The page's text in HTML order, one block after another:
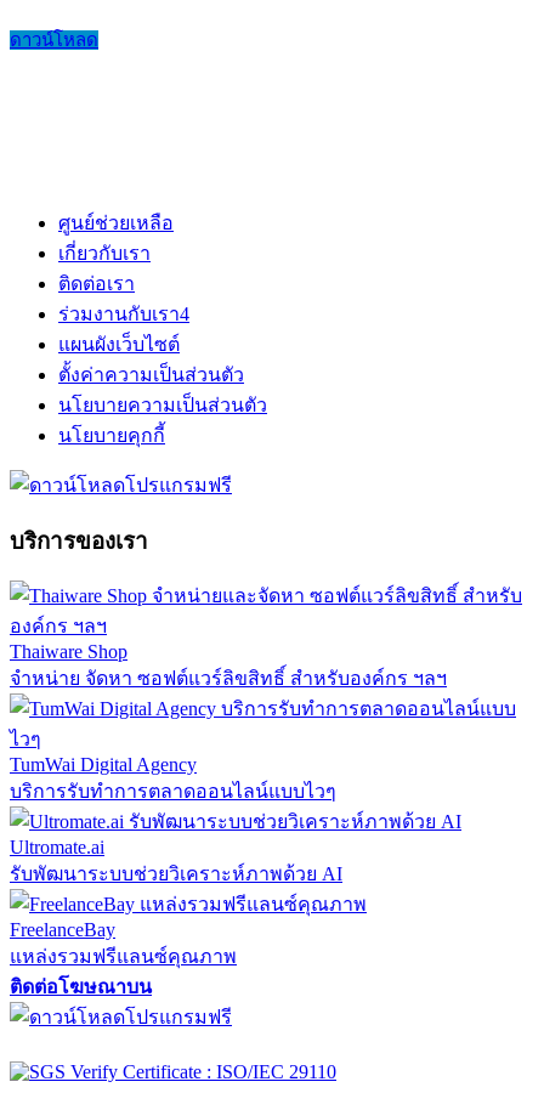
ดาวน์โหลด
ศูนย์ช่วยเหลือ
เกี่ยวกับเรา
ติดต่อเรา
ร่วมงานกับเรา4
แผนผังเว็บไซต์
ตั้งค่าความเป็นส่วนตัว
นโยบายความเป็นส่วนตัว
นโยบายคุกกี้
บริการของเรา
Thaiware Shop
จำหน่าย จัดหา ซอฟต์แวร์ลิขสิทธิ์ สำหรับองค์กร ฯลฯ
TumWai Digital Agency
บริการรับทำการตลาดออนไลน์แบบไวๆ
Ultromate.ai
รับพัฒนาระบบช่วยวิเคราะห์ภาพด้วย AI
FreelanceBay
แหล่งรวมฟรีแลนซ์คุณภาพ
ติดต่อโฆษณาบน